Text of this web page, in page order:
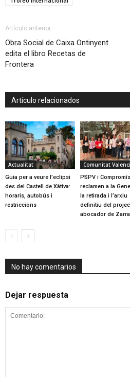
Artículo anterior
Obra Social de Caixa Ontinyent
edita el libro Recetas de
Frontera
Artículo relacionados
Actualitat
Guia per a veure l’eclipsi
des del Castell de Xàtiva:
horaris, autobús i
restriccions
Comunitat
PSPV i Compromís
reclamen a la
la retirada i l’arxiu
definitiu del
abocador de Zarra
No hay comentarios
Dejar respuesta